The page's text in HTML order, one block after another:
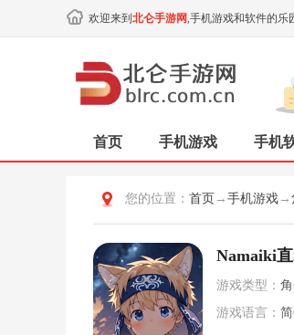
欢迎来到 北仑手游网,手机游戏和软件的乐
首页 手机游戏 手机
您的位置： 首页 → 手机游戏 →
Namaiki
游戏类型：
游戏语言：